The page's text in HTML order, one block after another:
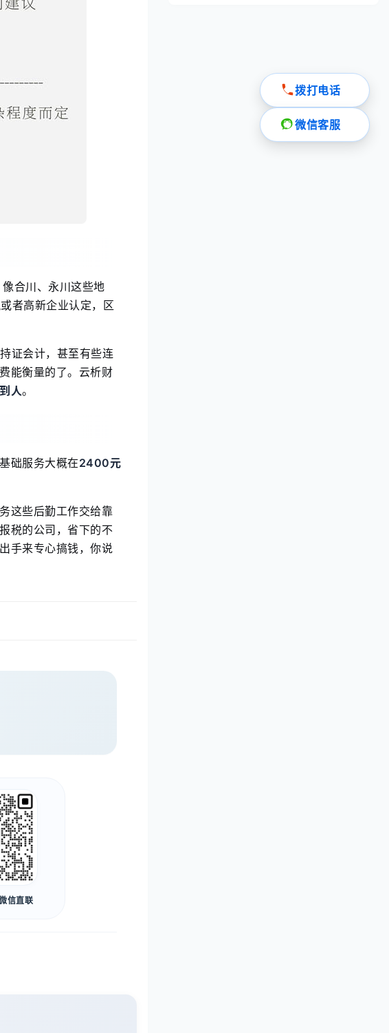
像合川、永川这些地
者高新企业认定，区
证会计，甚至有些连
能衡量的了。云析财
人。
础服务大概在2400元
这些后勤工作交给靠
税的公司，省下的不
手来专心搞钱，你说
信直联
拨打电话
微信客服